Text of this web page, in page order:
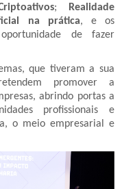
;
Realidade
na prática, e os
de fazer
que tiveram a sua
promover a
abrindo portas a
profissionais e
o meio empresarial e